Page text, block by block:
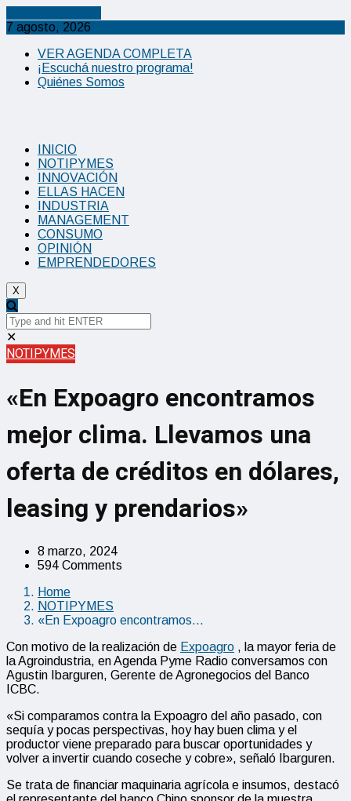
7 agosto, 2026
VER AGENDA COMPLETA
¡Escuchá nuestro programa!
Quiénes Somos
INICIO
NOTIPYMES
INNOVACIÓN
ELLAS HACEN
INDUSTRIA
MANAGEMENT
CONSUMO
OPINIÓN
EMPRENDEDORES
X
✕
NOTIPYMES
«En Expoagro encontramos
mejor clima. Llevamos una
oferta de créditos en dólares,
leasing y prendarios»
8 marzo, 2024
594 Comments
Home
NOTIPYMES
«En Expoagro encontramos…
Con motivo de la realización de Expoagro , la mayor feria de
la Agroindustria, en Agenda Pyme Radio conversamos con
Agustin Ibarguren, Gerente de Agronegocios del Banco
ICBC.
«Si comparamos contra la Expoagro del año pasado, con
sequía y pocas perspectivas, hoy hay buen clima y el
productor viene preparado para buscar oportunidades y
volver a invertir cuando coseche y cobre», señaló Ibarguren.
Se trata de financiar maquinaria agrícola e insumos, destacó